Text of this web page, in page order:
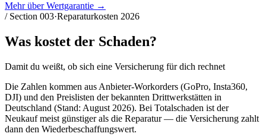
Mehr überWertgarantie →
/ Section 003·Reparaturkosten 2026
Was kostet der Schaden?
Damit du weißt, ob sich eine Versicherung für dich rechnet
Die Zahlen kommen aus Anbieter-Workorders (GoPro, Insta360,
DJI) und den Preislisten der bekannten Drittwerkstätten in
Deutschland (Stand: August 2026). Bei Totalschaden ist der
Neukauf meist günstiger als die Reparatur — die Versicherung zahlt
dann den Wiederbeschaffungswert.